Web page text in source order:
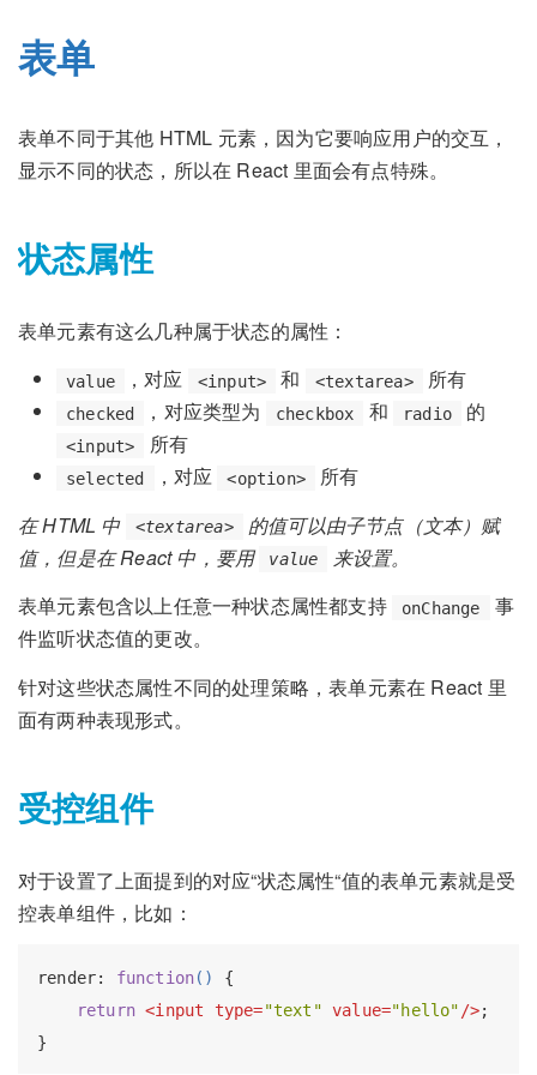
表单
表单不同于其他 HTML 元素，因为它要响应用户的交互，
显示不同的状态，所以在 React 里面会有点特殊。
状态属性
表单元素有这么几种属于状态的属性：
value ，对应 <input> 和 <textarea> 所有
checked ，对应类型为 checkbox 和 radio 的
<input> 所有
selected ，对应 <option>
所有
在 HTML 中
<textarea>
的值可以由子节点（文本）赋
值，但是在 React 中，要用
value
来设置。
表单元素包含以上任意一种状态属性都支持
onChange
事
件监听状态值的更改。
针对这些状态属性不同的处理策略，表单元素在 React 里
面有两种表现形式。
受控组件
对于设置了上面提到的对应“状态属性“值的表单元素就是受
控表单组件，比如：
render: function( ) {
return <input type="text" value="hello" />;